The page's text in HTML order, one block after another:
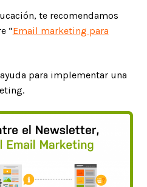
te recomendamos
“Email marketing para
para implementar una